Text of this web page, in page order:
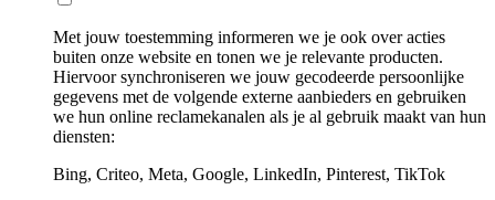
Met jouw toestemming informeren we je ook over acties
buiten onze website en tonen we je relevante producten.
Hiervoor synchroniseren we jouw gecodeerde persoonlijke
gegevens met de volgende externe aanbieders en gebruiken
we hun online reclamekanalen als je al gebruik maakt van hun
diensten:
Bing, Criteo, Meta, Google, LinkedIn, Pinterest, TikTok